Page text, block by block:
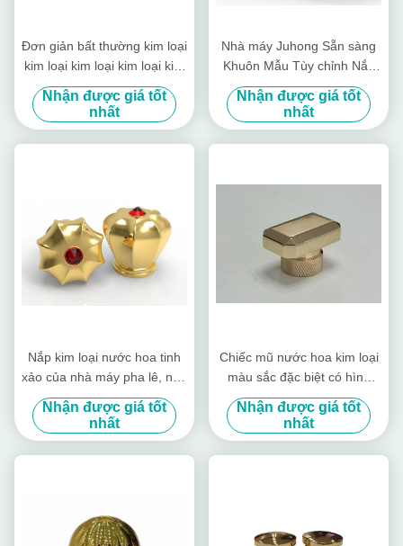
Đơn giản bất thường kim loại
kim loại kim loại kim loại kim
loại kim loại
Nhận được giá tốt
nhất
Nhà máy Juhong Sẵn sàng
Khuôn Mẫu Tùy chỉnh Nắp
Kim loại Nước hoa cho Chai
Nước hoa Độc đáo và Tùy
chỉnh
Nhận được giá tốt
nhất
Nắp kim loại nước hoa tinh
xảo của nhà máy pha lê, nắp
kim loại nước hoa tùy chỉnh
màu, nắp hợp kim kẽm
Nhận được giá tốt
nhất
Chiếc mũ nước hoa kim loại
màu sắc đặc biệt có hình
chữ T
Nhận được giá tốt
nhất